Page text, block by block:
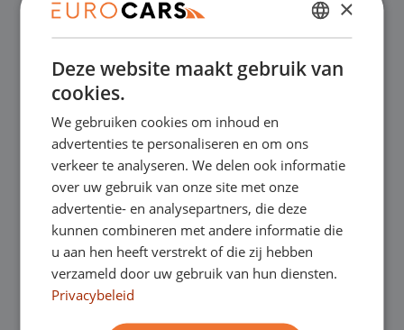
Online kopen, niet goed geld terug
Financial lease – Soepele acceptatie
Gratis thuisbezorgd bij online aankoop
Onze showrooms
Je bent van harte welkom in een van onze
showrooms om de occasions te bekijken –
DUTCH
ENGLISH
×
Deze website maakt gebruik van
cookies.
We gebruiken cookies om inhoud en
advertenties te personaliseren en om ons
verkeer te analyseren. We delen ook informatie
over uw gebruik van onze site met onze
advertentie- en analysepartners, die deze
kunnen combineren met andere informatie die
u aan hen heeft verstrekt of die zij hebben
verzameld door uw gebruik van hun diensten.
Privacybeleid